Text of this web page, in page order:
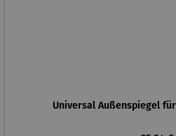
Universal Außenspiegel